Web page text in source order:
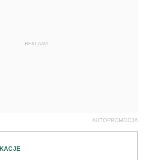
REKLAMA
AUTOPROMOCJA